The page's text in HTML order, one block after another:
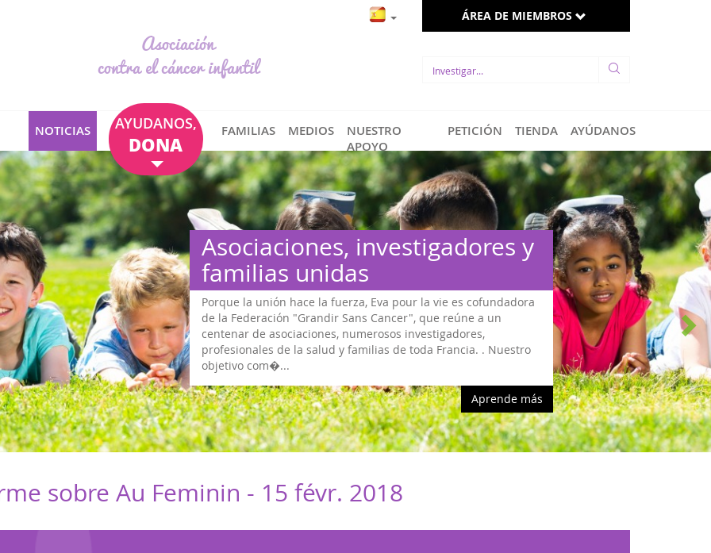
Asociación
contra el cáncer infantil
ÁREA DE MIEMBROS
NOTICIAS AYUDANOS,
DONA
FAMILIAS MEDIOS
NUESTRO
APOYO
PETICIÓN TIENDA AYÚDANOS
Asociaciones, investigadores y
familias unidas
Porque la unión hace la fuerza, Eva pour la vie es cofundadora
de la Federación "Grandir Sans Cancer", que reúne a un
centenar de asociaciones, numerosos investigadores,
profesionales de la salud y familias de toda Francia. . Nuestro
objetivo com�...
Aprende más
sobre Au Feminin - 15 févr. 2018